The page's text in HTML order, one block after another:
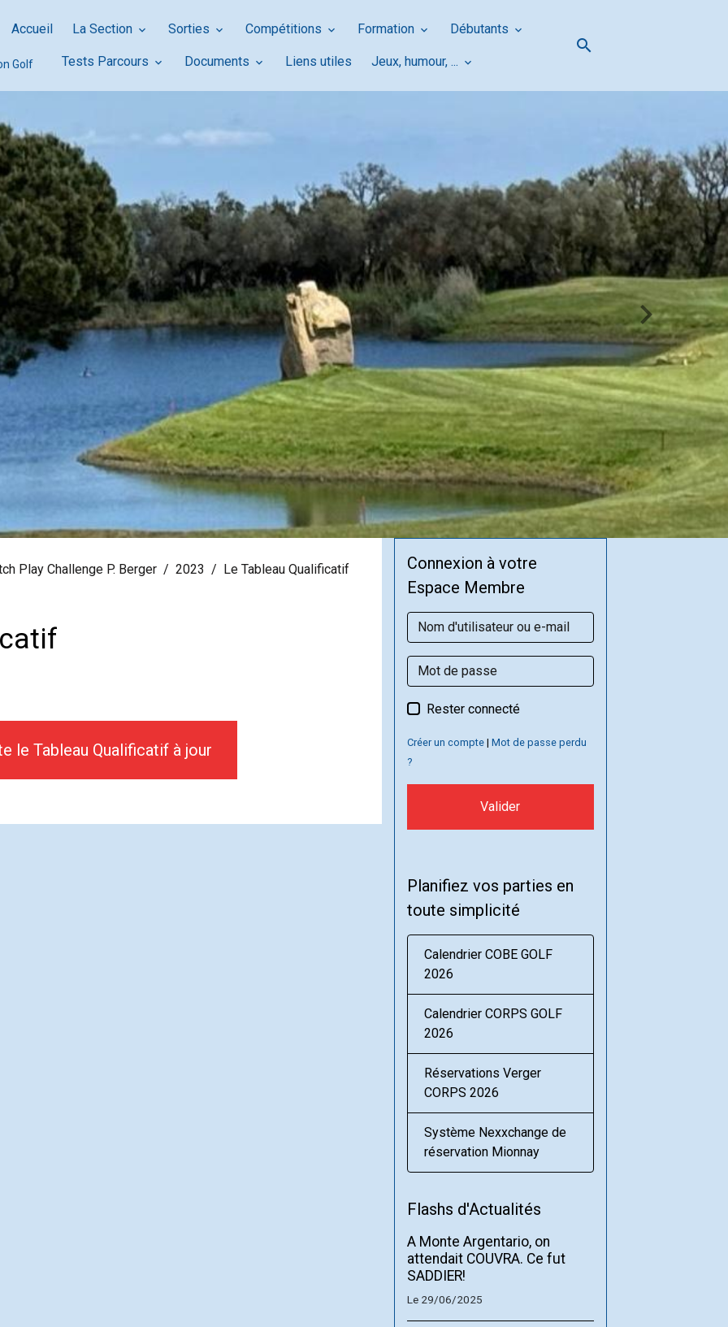
Golf
Accueil La Section Sorties Compétitions Formation Débutants
Tests Parcours Documents Liens utiles Jeux, humour, ...
Play Challenge P. Berger 2023 Le Tableau Qualificatif
le Tableau Qualificatif à jour
Connexion à votre
Espace Membre
Rester connecté
Créer un compte |Mot de passe perdu
?
Valider
Planifiez vos parties en
toute simplicité
Calendrier COBE GOLF
2026
Calendrier CORPS GOLF
2026
Réservations Verger
CORPS 2026
Système Nexxchange de
réservation Mionnay
Flashs d'Actualités
A Monte Argentario, on
attendait COUVRA. Ce fut
SADDIER!
Le 29/06/2025